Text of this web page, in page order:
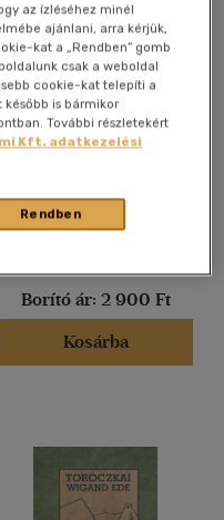
A Herendi porcelángyár
története
Könyv
Borító ár: 2 900 Ft
Kosárba
az ízléséhez minél
ajánlani, arra kérjük,
kat a „Rendben” gomb
csak a weboldal
cookie-kat telepíti a
is bármikor
További részletekért
Kft. adatkezelési
Rendben